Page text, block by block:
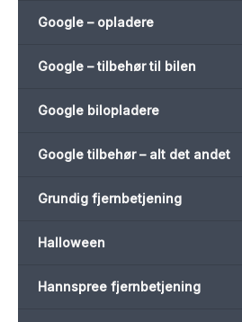
Google – opladere
Google – tilbehør til bilen
Google bilopladere
Google tilbehør – alt det andet
Grundig fjernbetjening
Halloween
Hannspree fjernbetjening